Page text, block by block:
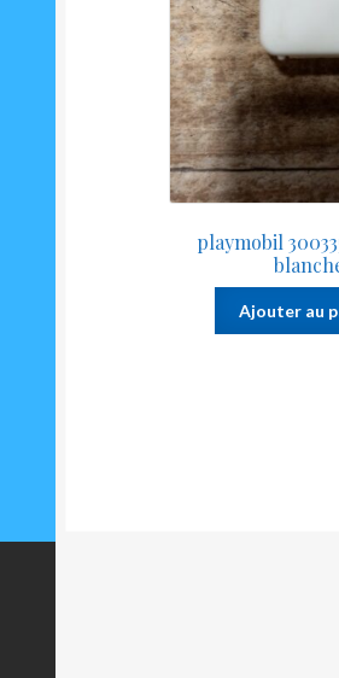
playmobil
Ajouter au